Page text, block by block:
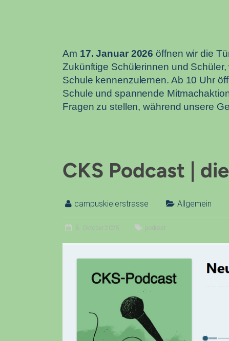
Am 17. Januar 2026 öffnen wir die
Zukünftige Schülerinnen und
Schule kennenzulernen. Ab 10 Uhr
Schule und spannende
Fragen zu stellen, während unsere
CKS Podcast |
campuskielerstrasse Allgemein
8. Oktober 2025 podcast